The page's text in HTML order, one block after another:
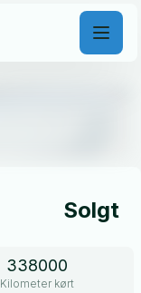
Solgt
338000
Kilometer kørt